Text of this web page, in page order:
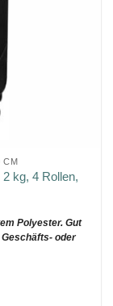
CM
kg, 4 Rollen,
Polyester. Gut
oder